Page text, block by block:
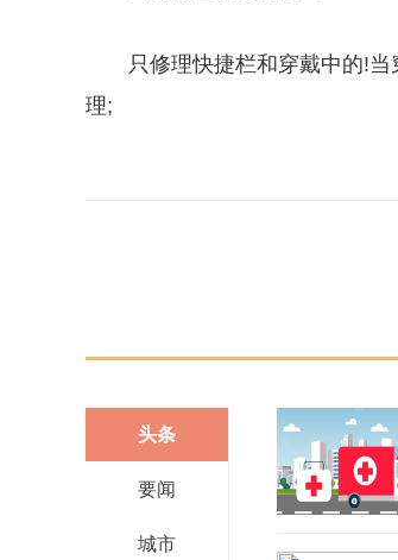
只修理快捷栏和穿戴中的!
理;
头条
要闻
城市